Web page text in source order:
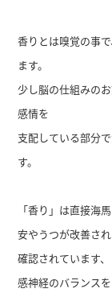
香りとは嗅覚の事
ます。
少し脳の仕組みの
感情を
支配している部分
す。
「香り」は直接海
安やうつが改善さ
確認されています
感神経のバランスを